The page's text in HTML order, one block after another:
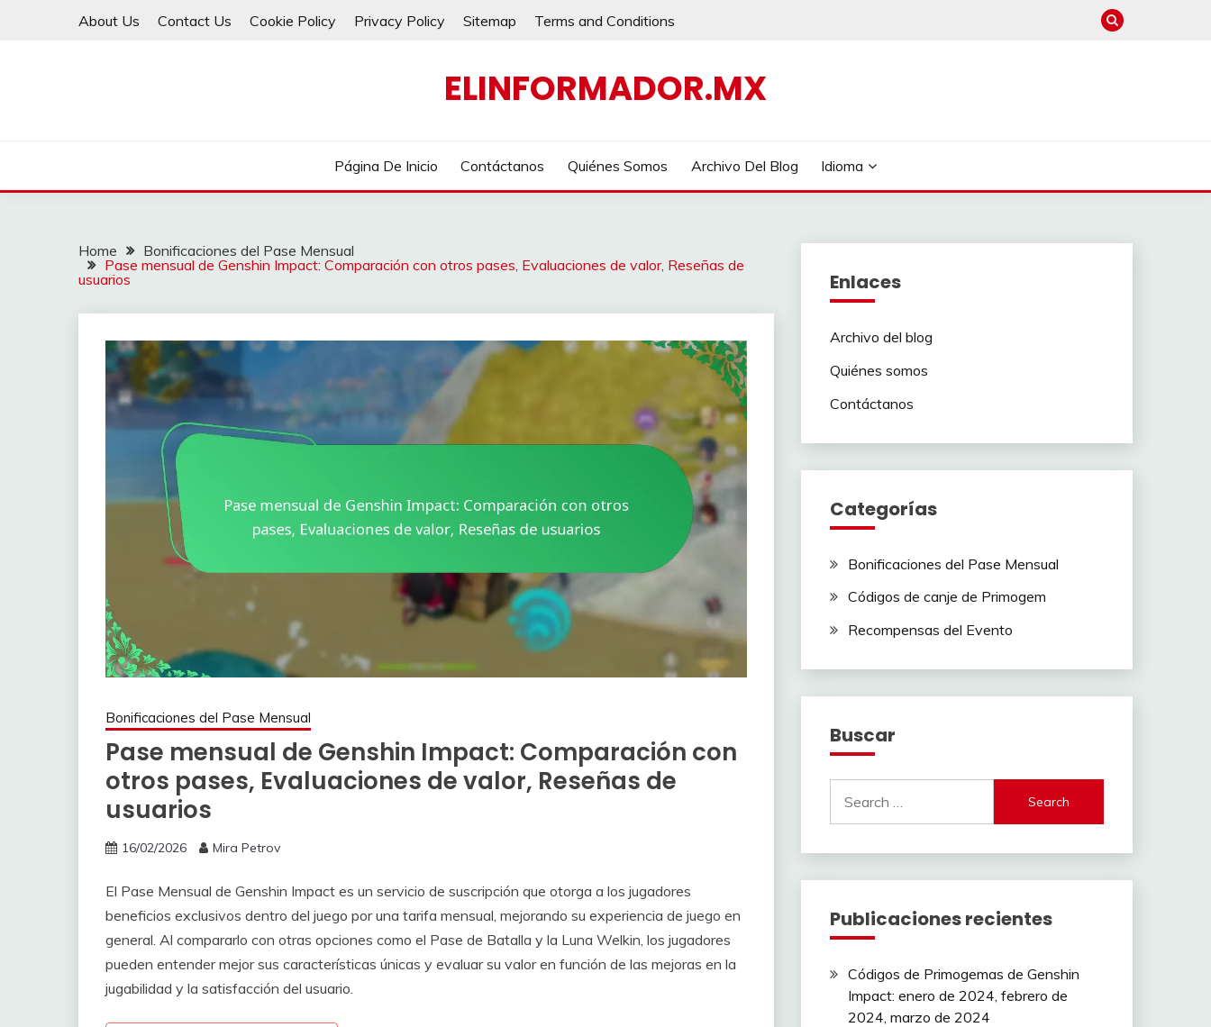
About Us Contact Us Cookie Policy Privacy Policy Sitemap Terms and Conditions
ELINFORMADOR.MX
Página De Inicio Contáctanos Quiénes Somos Archivo Del Blog Idioma
Home
Bonificaciones del Pase Mensual
Pase mensual de Genshin Impact: Comparación con otros pases, Evaluaciones de valor, Reseñas de
usuarios
Bonificaciones del Pase Mensual
Pase mensual de Genshin Impact: Comparación con
otros pases, Evaluaciones de valor, Reseñas de
usuarios
16/02/2026 Mira Petrov
El Pase Mensual de Genshin Impact es un servicio de suscripción que otorga a los jugadores
beneficios exclusivos dentro del juego por una tarifa mensual, mejorando su experiencia de juego en
general. Al compararlo con otras opciones como el Pase de Batalla y la Luna Welkin, los jugadores
pueden entender mejor sus características únicas y evaluar su valor en función de las mejoras en la
jugabilidad y la satisfacción del usuario.
Enlaces
Archivo del blog
Quiénes somos
Contáctanos
Categorías
Bonificaciones del Pase Mensual
Códigos de canje de Primogem
Recompensas del Evento
Buscar
for:
Publicaciones recientes
Códigos de Primogemas de Genshin
Impact: enero de 2024, febrero de
2024, marzo de 2024